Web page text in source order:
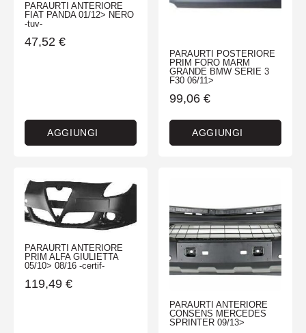
PARAURTI ANTERIORE
FIAT PANDA 01/12> NERO
-tuv-
47,52 €
AGGIUNGI
PARAURTI POSTERIORE
PRIM FORO MARM
GRANDE BMW SERIE 3
F30 06/11>
99,06 €
AGGIUNGI
PARAURTI ANTERIORE
PRIM ALFA GIULIETTA
05/10> 08/16 -certif-
119,49 €
PARAURTI ANTERIORE
CONSENS MERCEDES
SPRINTER 09/13>